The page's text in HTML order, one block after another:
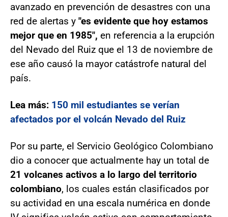
avanzado en prevención de desastres con una
red de alertas y "es evidente que hoy estamos
mejor que en 1985", en referencia a la erupción
del Nevado del Ruiz que el 13 de noviembre de
ese año causó la mayor catástrofe natural del
país.
Lea más: 150 mil estudiantes se verían
afectados por el volcán Nevado del Ruiz
Por su parte, el Servicio Geológico Colombiano
dio a conocer que actualmente hay un total de
21 volcanes activos a lo largo del territorio
colombiano, los cuales están clasificados por
su actividad en una escala numérica en donde